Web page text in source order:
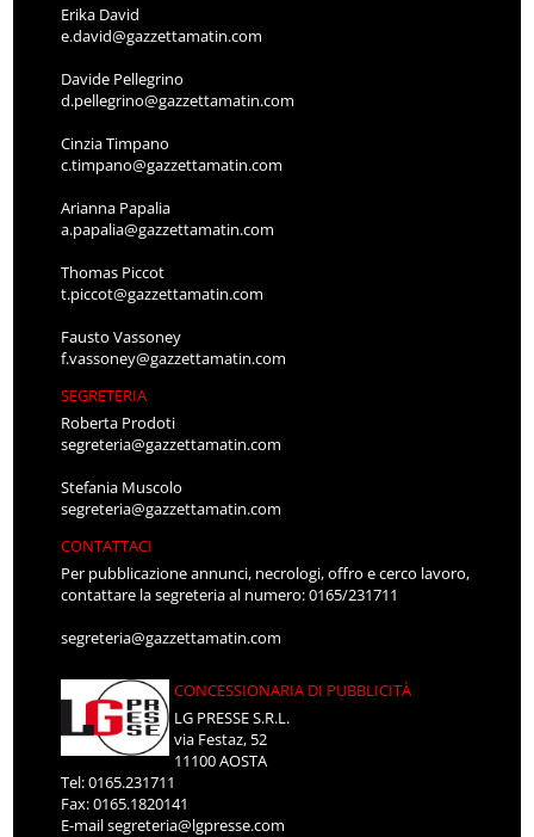
Erika David
e.david@gazzettamatin.com
Davide Pellegrino
d.pellegrino@gazzettamatin.com
Cinzia Timpano
c.timpano@gazzettamatin.com
Arianna Papalia
a.papalia@gazzettamatin.com
Thomas Piccot
t.piccot@gazzettamatin.com
Fausto Vassoney
f.vassoney@gazzettamatin.com
SEGRETERIA
Roberta Prodoti
segreteria@gazzettamatin.com
Stefania Muscolo
segreteria@gazzettamatin.com
CONTATTACI
Per pubblicazione annunci, necrologi, offro e cerco lavoro,
contattare la segreteria al numero: 0165/231711
segreteria@gazzettamatin.com
CONCESSIONARIA DI PUBBLICITÀ
LG PRESSE S.R.L.
via Festaz, 52
11100 AOSTA
Tel: 0165.231711
Fax: 0165.1820141
E-mailsegreteria@lgpresse.com